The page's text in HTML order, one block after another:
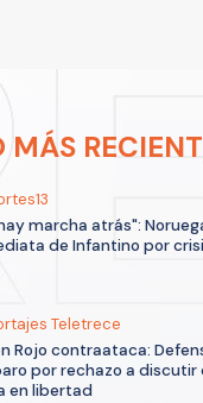
MÁS
marcha atrás":
de Infantino por
Teletrece
Rojo contraataca:
por rechazo a
en libertad